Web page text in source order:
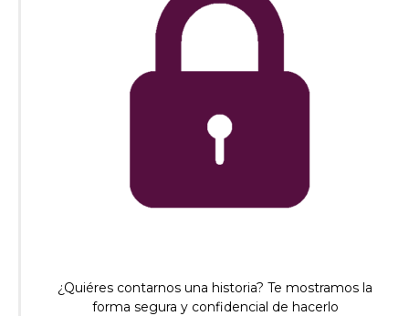
¿Quiéres contarnos una historia? Te mostramos la
forma segura y confidencial de hacerlo